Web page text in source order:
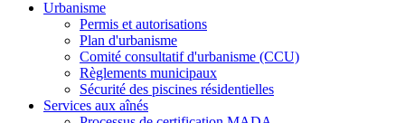
Urbanisme
Permis et autorisations
Plan d'urbanisme
Comité consultatif d'urbanisme (CCU)
Règlements municipaux
Sécurité des piscines résidentielles
Services aux aînés